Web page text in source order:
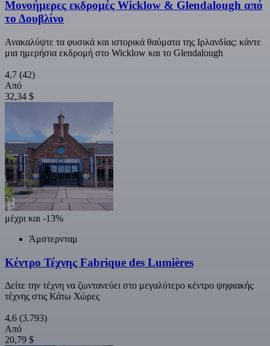
Μονοήμερες εκδρομές Wicklow & Glendalough από
το Δουβλίνο
Ανακαλύψτε τα φυσικά και ιστορικά θαύματα της Ιρλανδίας: κάντε
μια ημερήσια εκδρομή στο Wicklow και το Glendalough
4,7 (42)
Από
32,34 $
μέχρι και -13%
Άμστερνταμ
Κέντρο Τέχνης Fabrique des Lumières
Δείτε την τέχνη να ζωντανεύει στο μεγαλύτερο κέντρο ψηφιακής
τέχνης στις Κάτω Χώρες
4,6 (3.793)
Από
20,79 $